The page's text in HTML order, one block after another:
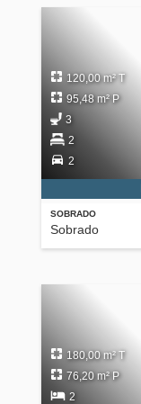
SOBRADO
Sobrado
120,00 m² T
95,48 m² P
3
2
2
180,00 m² T
76,20 m² P
2